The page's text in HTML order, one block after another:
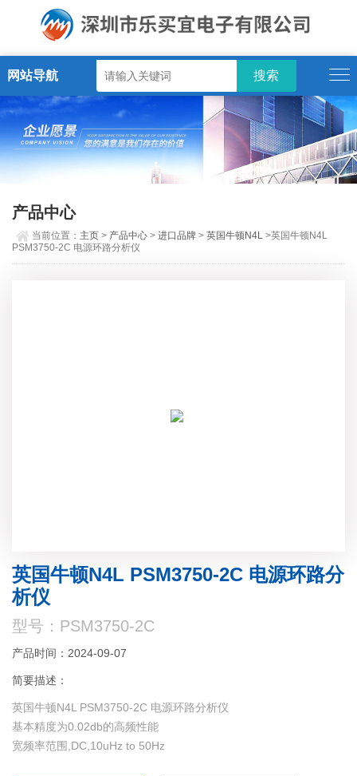
网站导航
产品中心
当前位置： 主页 > 产品中心 >进口品牌 >英国牛顿N4L >英国牛顿N4L
PSM3750-2C 电源环路分析仪
英国牛顿N4L PSM3750-2C 电源环路分
析仪
型号：PSM3750-2C
产品时间：2024-09-07
简要描述：
英国牛顿N4L PSM3750-2C 电源环路分析仪
基本精度为0.02db的高频性能
宽频率范围,DC,10uHz to 50Hz